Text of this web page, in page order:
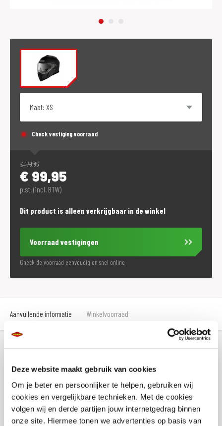
Deze website maakt gebruik van cookies
Om je beter en persoonlijker te helpen, gebruiken wij
cookies en vergelijkbare technieken. Met de cookies
volgen wij en derde partijen jouw internetgedrag binnen
onze site. Hiermee tonen we advertenties op basis van
Check vestiging voorraad
€179,95
€ 99,95
p.st. (incl. BTW)
Dit product is alleen verkrijgbaar in de winkel
Voorraad vestigingen
Check de voorraad eenvoudig en snel online
Aanvullende informatie Winkelvoorraad
Maat
XS
Kleur
Matzwart